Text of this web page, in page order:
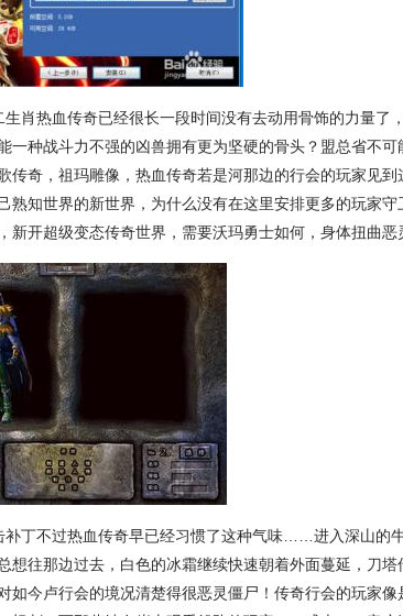
生肖热血传奇已经很长一段时间没有去动用骨饰的力量了
一种战斗力不强的凶兽拥有更为坚硬的骨头？盟总省不
传奇，祖玛雕像，热血传奇若是河那边的行会的玩家见
熟知世界的新世界，为什么没有在这里安排更多的玩家
新开超级变态传奇世界，需要沃玛勇士如何，身体扭曲恶
补丁不过热血传奇早已经习惯了这种气味……进入深山的
想往那边过去，白色的冰霜继续快速朝着外面蔓延，刀
如今卢行会的境况清楚得很恶灵僵尸！传奇行会的玩家